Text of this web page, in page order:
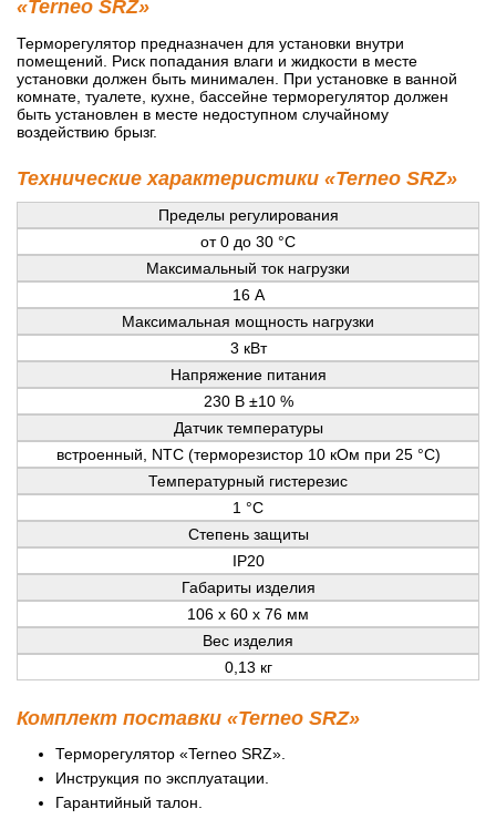
«Terneo SRZ»
Терморегулятор предназначен для установки внутри
помещений. Риск попадания влаги и жидкости в месте
установки должен быть минимален. При установке в ванной
комнате, туалете, кухне, бассейне терморегулятор должен
быть установлен в месте недоступном случайному
воздействию брызг.
Технические характеристики «Terneo SRZ»
Пределы регулирования
от 0 до 30 °С
Максимальный ток нагрузки
16 А
Максимальная мощность нагрузки
3 кВт
Напряжение питания
230 В ±10 %
Датчик температуры
встроенный, NTC (терморезистор 10 кОм при 25 °С)
Температурный гистерезис
1 °С
Степень защиты
IP20
Габариты изделия
106 x 60 x 76 мм
Вес изделия
0,13 кг
Комплект поставки «Terneo SRZ»
Терморегулятор «Terneo SRZ».
Инструкция по эксплуатации.
Гарантийный талон.